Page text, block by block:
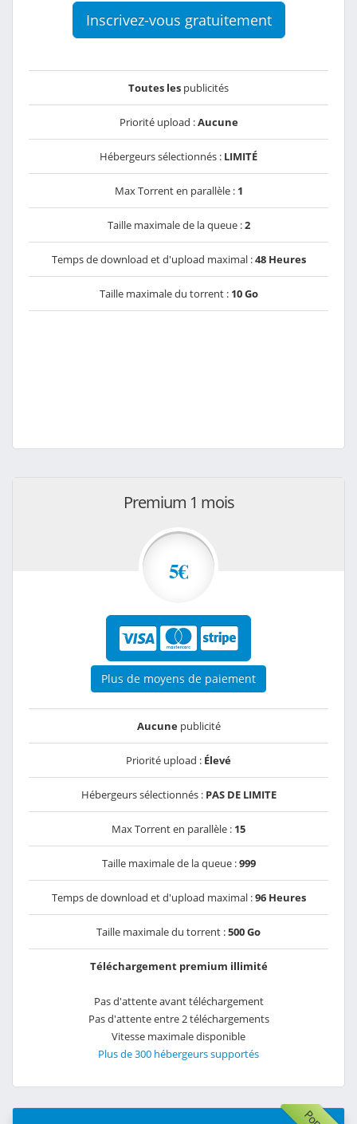
Inscrivez-vous gratuitement
Toutes les publicités
Priorité upload :Aucune
Hébergeurs sélectionnés : LIMITÉ
Max Torrent en parallèle : 1
Taille maximale de la queue :2
Temps de download et d'upload maximal :48 Heures
Taille maximale du torrent : 10 Go
Premium 1 mois
5€
Plus de moyens de paiement
Aucunepublicité
Priorité upload : Élevé
Hébergeurs sélectionnés : PAS DE LIMITE
Max Torrent en parallèle : 15
Taille maximale de la queue :999
Temps de download et d'upload maximal :96 Heures
Taille maximale du torrent :500 Go
Téléchargement premium illimité
Pas d'attente avant téléchargement
Pas d'attente entre 2 téléchargements
Vitesse maximale disponible
Plus de 300 hébergeurs supportés